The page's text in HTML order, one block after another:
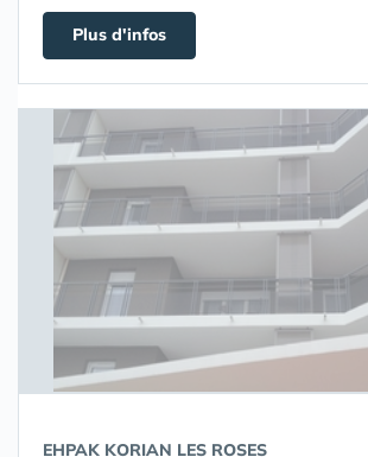
Plus d'infos
EHPAK KORIAN LES ROSES